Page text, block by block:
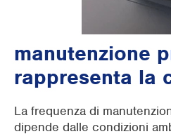
manutenzione
rappresenta la
La frequenza di
dipende dalle condizioni